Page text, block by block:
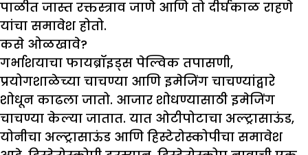
पाळीत जास्त रक्तस्त्राव जाणे आणि तो दीर्घकाळ राहणे
यांचा समावेश होतो.
कसे ओळखावे?
गर्भाशयाचा फायब्रॉइड्स पेल्विक तपासणी,
प्रयोगशाळेच्या चाचण्या आणि इमेजिंग चाचण्यांद्वारे
शोधून काढला जातो. आजार शोधण्यासाठी इमेजिंग
चाचण्या केल्या जातात. यात ओटीपोटाचा अल्ट्रासाऊंड,
योनीचा अल्ट्रासाऊंड आणि हिस्टेरोस्कोपीचा समावेश